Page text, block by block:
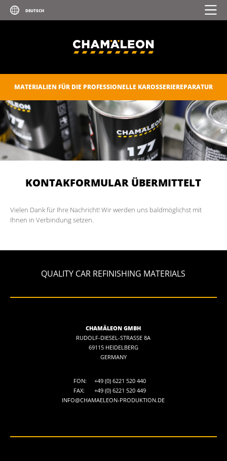
MATERIALIEN FÜR DIE PROFESSIONELLE KAROSSERIEREPARATUR
KONTAKFORMULAR ÜBERMITTELT
Vielen Dank für Ihre Nachricht! Wir werden uns baldmöglichst mit
Ihnen in Verbindung setzen.
QUALITY CAR REFINISHING MATERIALS
CHAMÄLEON GMBH
RUDOLF-DIESEL-STRASSE 8A
69115 HEIDELBERG
GERMANY
FON:
+49 (0) 6221 520 440
FAX:
+49 (0) 6221 520 449
INFO@CHAMAELEON-PRODUKTION.DE